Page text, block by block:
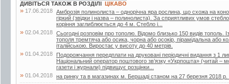
ДИВІТЬСЯ ТАКОЖ В РОЗДІЛІ ЦІКАВО
» 17.06.2018 Амброзія полинолиста – однорічна яра рослина, що схожа на
гіркий (звідки і назва – полинолиста). За сприятливих умов
коріння заглиблюється до 4 м. Стебло і...
» 02.04.2018 Сьогодні розповім про тополю. Відомо близько 150 видів тополь.
тополя тремтяча або осика, чорна або осокір, пірамідальна
італійською. Виростає у висоту до 40 метрів.
» 01.04.2018
Подорожчання передплати на друковані періодичні видання з 1
Національний оператор поштового зв’язку «Укрпошта» (читай –
газети і журнали) підвищує розцінки...
» 01.04.2018 на ринку та в магазинах м. Бершаді станом на 27 березня 2018 р.